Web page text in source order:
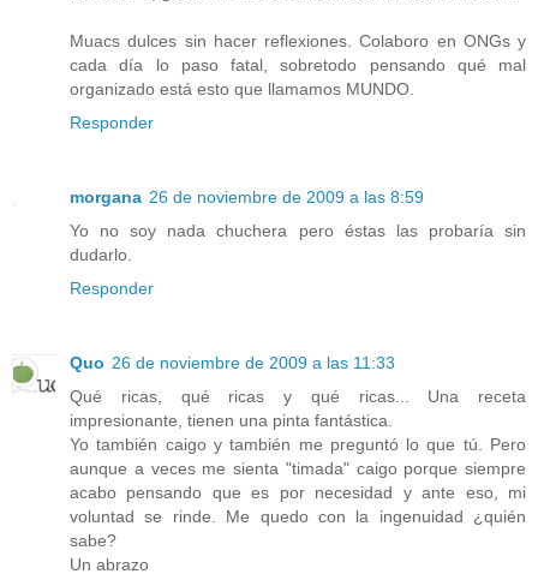
Muacs dulces sin hacer reflexiones. Colaboro en ONGs y
cada día lo paso fatal, sobretodo pensando qué mal
organizado está esto que llamamos MUNDO.
Responder
morgana 26 de noviembre de 2009 a las 8:59
Yo no soy nada chuchera pero éstas las probaría sin
dudarlo.
Responder
Quo 26 de noviembre de 2009 a las 11:33
Qué ricas, qué ricas y qué ricas... Una receta
impresionante, tienen una pinta fantástica.
Yo también caigo y también me preguntó lo que tú. Pero
aunque a veces me sienta "timada" caigo porque siempre
acabo pensando que es por necesidad y ante eso, mi
voluntad se rinde. Me quedo con la ingenuidad ¿quién
sabe?
Un abrazo